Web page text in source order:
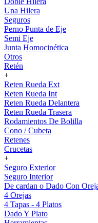
Una Hilera
Seguros
Perno Punta de Eje
Semi Eje
Junta Homocinética
Otros
Retén
+
Reten Rueda Ext
Reten Rueda Int
Reten Rueda Delantera
Reten Rueda Trasera
Rodamientos De Bolilla
Cono / Cubeta
Retenes
Crucetas
+
Seguro Exterior
Seguro Interior
De cardan o Dado Con
4 Orejas
4 Tapas - 4 Platos
Dado Y Plato